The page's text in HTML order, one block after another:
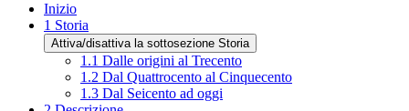
Inizio
1 Storia
Attiva/disattiva la sottosezione Storia
1.1 Dalle origini al Trecento
1.2 Dal Quattrocento al Cinquecento
1.3 Dal Seicento ad oggi